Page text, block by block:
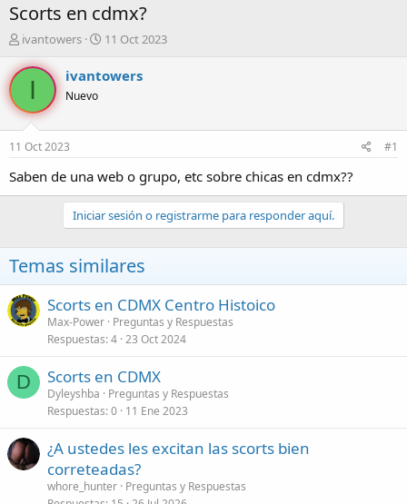
Scorts en cdmx?
A
t
d
e
t
e
m
ivantowers
F
c
e
i
c
i
o
11 Oct 2023
I ivantowers
Nuevo
11 Oct 2023 #1
Saben de una web o grupo, etc sobre chicas en cdmx??
Iniciar sesión o registrarme para responder aquí.
Temas similares
Scorts en CDMX Centro Histoico
Max-Power Preguntas y Respuestas
Respuestas 4 23 Oct 2024
D Scorts en CDMX
Dyleyshba
Preguntas y Respuestas
Respuestas 0 11 Ene 2023
¿A ustedes les excitan las scorts bien
correteadas?
whore_hunter Preguntas y Respuestas